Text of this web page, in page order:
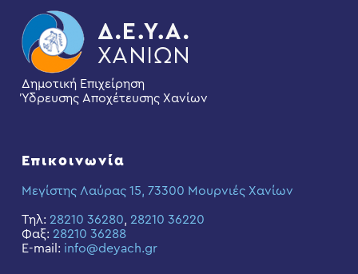
Δημοτική Επιχείρηση
Ύδρευσης Αποχέτευσης Χανίων
Επικοινωνία
Μεγίστης Λαύρας 15, 73300 Μουρνιές Χανίων
Τηλ: 28210 36280, 28210 36220
Φαξ: 28210 36288
E-mail: info@deyach.gr